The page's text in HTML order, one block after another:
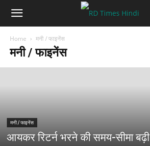
Home मनी / फाइनेंस
मनी / फाइनेंस
मनी / फाइनेंस
आयकर रिटर्न भरने की समय-सीमा बढ़ी